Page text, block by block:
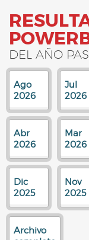
DEL AÑO
Ago
2026
Jul
2026
Abr
2026
Mar
2026
Dic
2025
Nov
2025
Archivo